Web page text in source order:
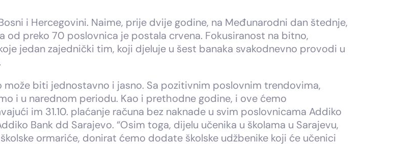
i Hercegovini. Naime, prije dvije godine, na Međunarodni dan štednje,
od preko 70 poslovnica je postala crvena. Fokusiranost na bitno,
jedan zajednički tim, koji djeluje u šest banaka svakodnevno provodi u
biti jednostavno i jasno. Sa pozitivnim poslovnim trendovima,
i u narednom periodu. Kao i prethodne godine, i ove ćemo
im 31.10. plaćanje računa bez naknade u svim poslovnicama Addiko
Bank dd Sarajevo. “Osim toga, dijelu učenika u školama u Sarajevu,
ormariće, donirat ćemo dodate školske udžbenike koji će učenici